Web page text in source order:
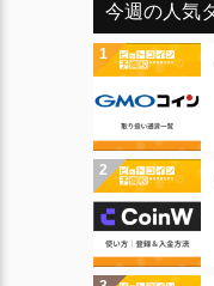
今週の人気